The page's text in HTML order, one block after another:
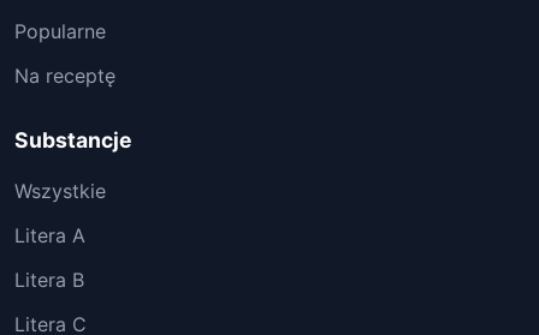
Popularne
Na receptę
Substancje
Wszystkie
Litera A
Litera B
Litera C